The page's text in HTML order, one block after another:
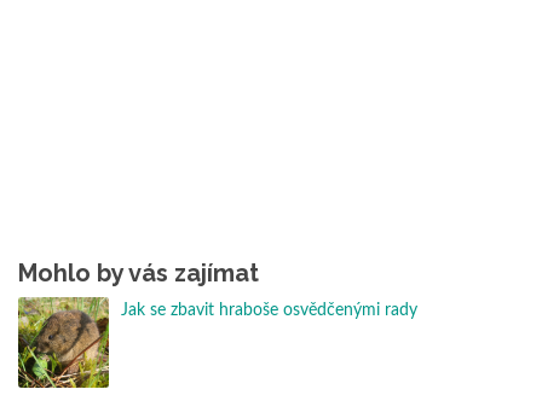
Mohlo by vás zajímat
Jak se zbavit hraboše osvědčenými rady